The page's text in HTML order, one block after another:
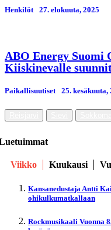
Henkilöt 27. elokuuta, 2025
ABO Energy
Kiiskinevalle
Paikallisuutiset 25. kesäkuuta,
Viikko Kuukausi
Kansanedustaja Antti
ohikulkumatkallaan
Rockmusikaali Vuonna